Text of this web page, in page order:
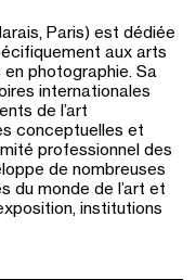
Paris) est dédiée
aux arts
photographie. Sa
internationales
de l’art
conceptuelles et
professionnel des
de nombreuses
du monde de l’art et
institutions